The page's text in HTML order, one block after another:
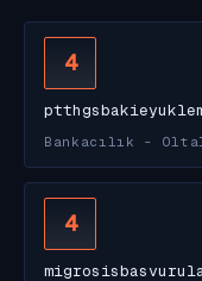
4
Bankacılık -
4